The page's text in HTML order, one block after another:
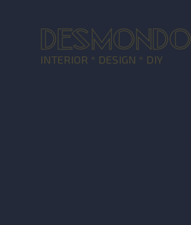
DESMONDO
INTERIOR * DESIGN * DIY